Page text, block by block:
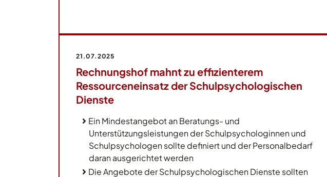
21.07.2025
Rechnungshof mahnt zu effizienterem
Ressourceneinsatz der Schulpsychologischen
Dienste
Ein Mindestangebot an Beratungs- und
Unterstützungsleistungen der Schulpsychologinnen und
Schulpsychologen sollte definiert und der Personalbedarf
daran ausgerichtet werden
Die Angebote der Schulpsychologischen Dienste sollten